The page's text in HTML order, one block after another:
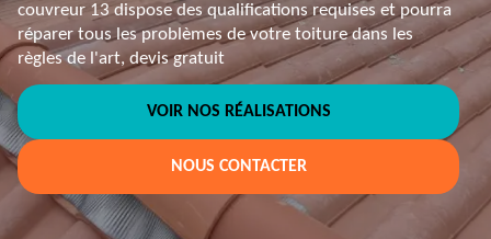
couvreur 13 dispose des qualifications requises et pourra
réparer tous les problèmes de votre toiture dans les
règles de l'art, devis gratuit
VOIR NOS RÉALISATIONS
NOUS CONTACTER